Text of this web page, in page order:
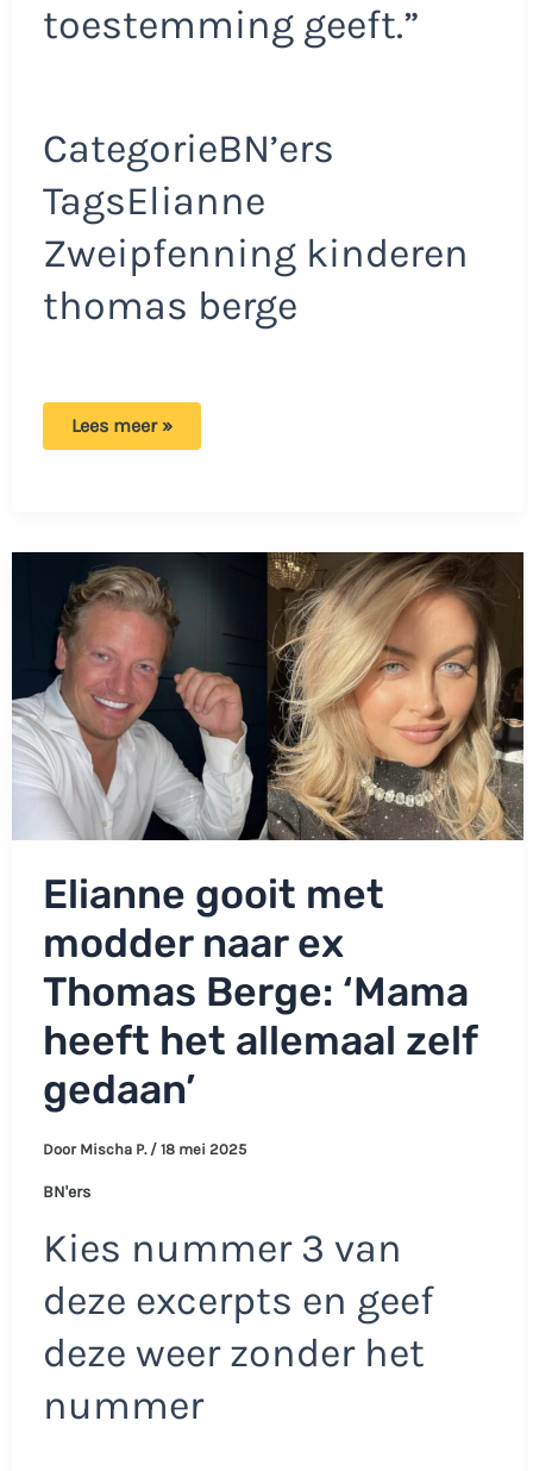
toestemming geeft.”
CategorieBN’ers
TagsElianne
Zweipfenning kinderen
thomas berge
Ex
‘Laat
je
kinderen
erbuiten!’
Lees meer »
Elianne gooit met
modder naar ex
Thomas Berge: ‘Mama
heeft het allemaal zelf
gedaan’
Door Mischa P. / 18 mei 2025
BN'ers
Kies nummer 3 van
deze excerpts en geef
deze weer zonder het
nummer